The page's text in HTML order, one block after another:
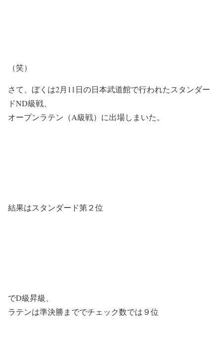
（笑）
さて、ぼくは2月11日の日本武道館で行われたスタンダー
ドND級戦、
オープンラテン（A級戦）に出場しまいた。
結果はスタンダード第２位
でD級昇級、
ラテンは準決勝まででチェック数では９位